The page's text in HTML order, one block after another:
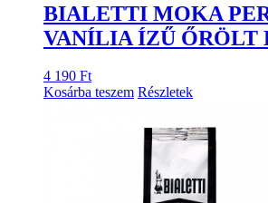
BIALETTI MOKA
VANÍLIA ÍZŰ ŐRÖLT
4 190 Ft
Kosárba teszem Részletek